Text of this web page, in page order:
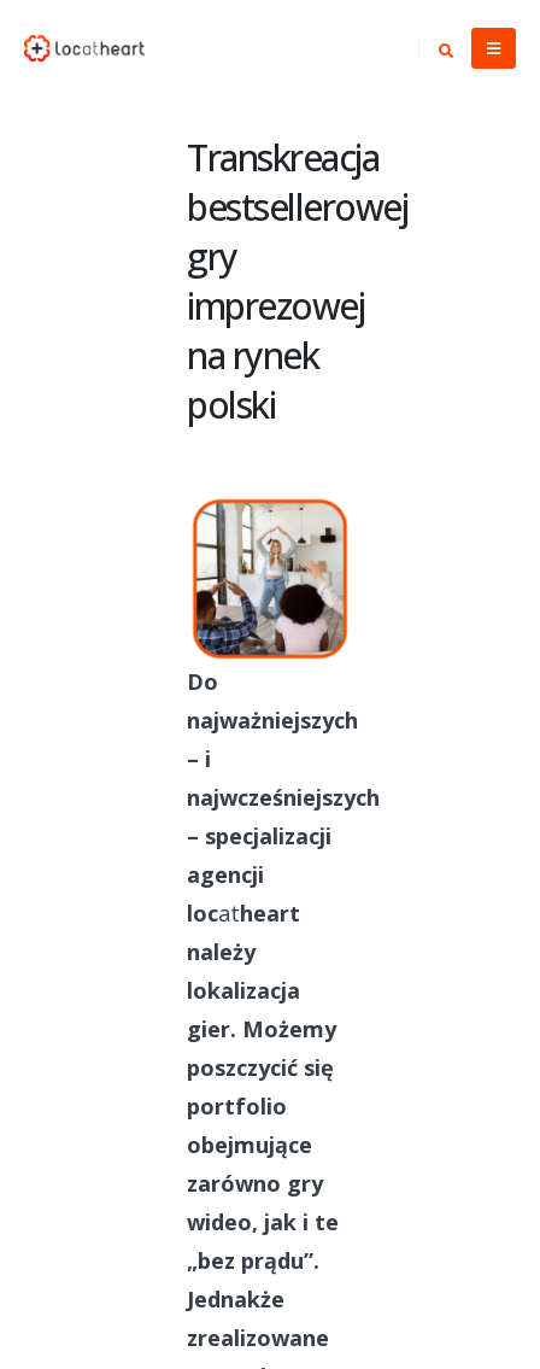
Transkreacja
bestsellerowej
gry
imprezowej
na rynek
polski
Do
najważniejszych
– i
najwcześniejszych
– specjalizacji
agencji
locatheart
należy
lokalizacja
gier. Możemy
poszczycić się
portfolio
obejmujące
zarówno gry
wideo, jak i te
„bez prądu”.
Jednakże
zrealizowane